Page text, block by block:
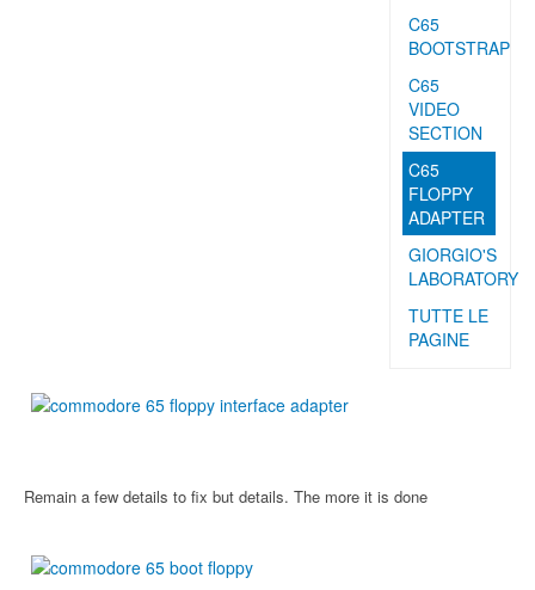
C65
BOOTSTRAP
C65
VIDEO
SECTION
C65
FLOPPY
ADAPTER
GIORGIO'S
LABORATORY
TUTTE LE
PAGINE
Remain a few details to fix but details. The more it is done